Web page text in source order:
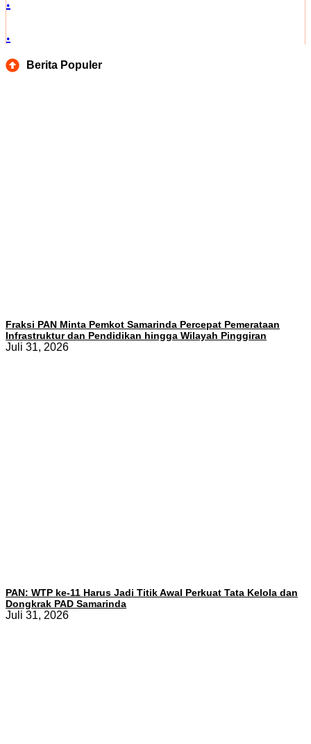
.
Berita Populer
Fraksi PAN Minta Pemkot Samarinda Percepat Pemerataan
Infrastruktur dan Pendidikan hingga Wilayah Pinggiran
Juli 31, 2026
PAN: WTP ke-11 Harus Jadi Titik Awal Perkuat Tata Kelola dan
Dongkrak PAD Samarinda
Juli 31, 2026